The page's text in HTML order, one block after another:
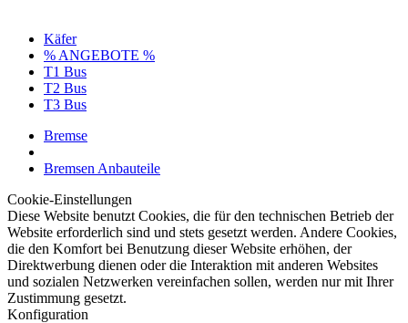
Käfer
% ANGEBOTE %
T1 Bus
T2 Bus
T3 Bus
Bremse
Bremsen Anbauteile
Cookie-Einstellungen
Diese Website benutzt Cookies, die für den technischen Betrieb der
Website erforderlich sind und stets gesetzt werden. Andere Cookies,
die den Komfort bei Benutzung dieser Website erhöhen, der
Direktwerbung dienen oder die Interaktion mit anderen Websites
und sozialen Netzwerken vereinfachen sollen, werden nur mit Ihrer
Zustimmung gesetzt.
Konfiguration